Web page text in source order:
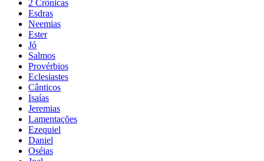
2 Crônicas
Esdras
Neemias
Ester
Jó
Salmos
Provérbios
Eclesiastes
Cânticos
Isaías
Jeremias
Lamentações
Ezequiel
Daniel
Oséias